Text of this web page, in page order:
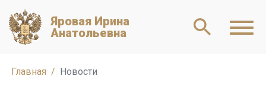
Яровая Ирина
Анатольевна
Главная Новости